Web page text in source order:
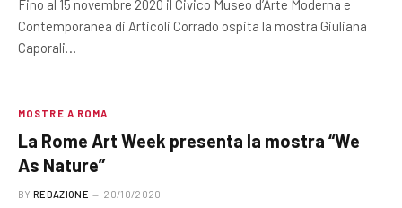
Fino al 15 novembre 2020 il Civico Museo d’Arte Moderna e
Contemporanea di Articoli Corrado ospita la mostra Giuliana
Caporali…
MOSTRE A ROMA
La Rome Art Week presenta la mostra “We
As Nature”
BY REDAZIONE 20/10/2020